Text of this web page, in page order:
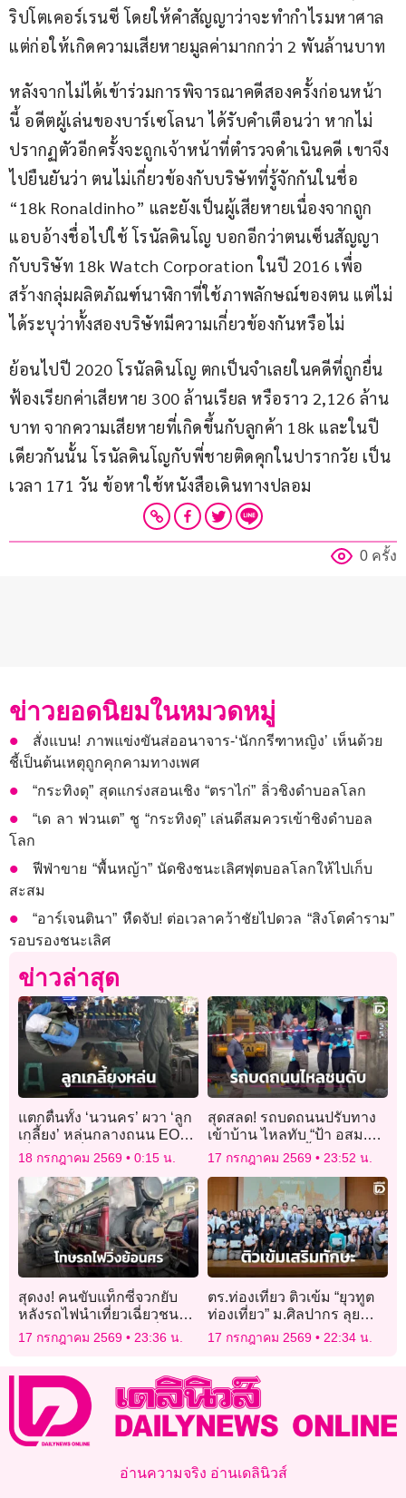
ริปโตเคอร์เรนซี โดยให้คำสัญญาว่าจะทำกำไรมหาศาล
แต่ก่อให้เกิดความเสียหายมูลค่ามากกว่า 2 พันล้านบาท
หลังจากไม่ได้เข้าร่วมการพิจารณาคดีสองครั้งก่อนหน้า
นี้ อดีตผู้เล่นของบาร์เซโลนา ได้รับคำเตือนว่า หากไม่
ปรากฏตัวอีกครั้งจะถูกเจ้าหน้าที่ตำรวจดำเนินคดี เขาจึง
ไปยืนยันว่า ตนไม่เกี่ยวข้องกับบริษัทที่รู้จักกันในชื่อ
“18k Ronaldinho” และยังเป็นผู้เสียหายเนื่องจากถูก
แอบอ้างชื่อไปใช้ โรนัลดินโญ บอกอีกว่าตนเซ็นสัญญา
กับบริษัท 18k Watch Corporation ในปี 2016 เพื่อ
สร้างกลุ่มผลิตภัณฑ์นาฬิกาที่ใช้ภาพลักษณ์ของตน แต่ไม่
ได้ระบุว่าทั้งสองบริษัทมีความเกี่ยวข้องกันหรือไม่
ย้อนไปปี 2020 โรนัลดินโญ ตกเป็นจำเลยในคดีที่ถูกยื่น
ฟ้องเรียกค่าเสียหาย 300 ล้านเรียล หรือราว 2,126 ล้าน
บาท จากความเสียหายที่เกิดขึ้นกับลูกค้า 18k และในปี
เดียวกันนั้น โรนัลดินโญกับพี่ชายติดคุกในปารากวัย เป็น
เวลา 171 วัน ข้อหาใช้หนังสือเดินทางปลอม
0 ครั้ง
ข่าวยอดนิยมในหมวดหมู่
สั่งแบน! ภาพแข่งขันส่ออนาจาร-‘นักกรีฑาหญิง’ เห็นด้วย
ชี้เป็นต้นเหตุถูกคุกคามทางเพศ
“กระทิงดุ” สุดแกร่งสอนเชิง “ตราไก่” ลิ่วชิงดำบอลโลก
“เด ลา ฟวนเต” ชู “กระทิงดุ” เล่นดีสมควรเข้าชิงดำบอล
โลก
ฟีฟ่าขาย “พื้นหญ้า” นัดชิงชนะเลิศฟุตบอลโลกให้ไปเก็บ
สะสม
“อาร์เจนตินา” หืดจับ! ต่อเวลาคว้าชัยไปดวล “สิงโตคำราม”
รอบรองชนะเลิศ
ข่าวล่าสุด
แตกตื่นทั้ง ‘นวนคร’ ผวา ‘ลูก
เกลี้ยง’ หล่นกลางถนน EOD
เก็บกู้ พบเป็นเพียง ‘โมเดล
ระเบิด M67’
18 กรกฎาคม 2569 0:15 น.
สุดสลด! รถบดถนนปรับทาง
เข้าบ้าน ไหลทับ “ป้า อสม.วัย
60” ดับคาประตูรั้ว
17 กรกฎาคม 2569 23:52 น.
สุดงง! คนขับแท็กซี่จวกยับ
หลังรถไฟนำเที่ยวเฉี่ยวชนรถ
กลางถนน อ้างรถไฟ “วิ่งสวน
17 กรกฎาคม 2569 23:36 น.
ตร.ท่องเที่ยว ติวเข้ม “ยุวทูต
ท่องเที่ยว” ม.ศิลปากร ลุย
หลักสูตร CRAT “หลีก-ปิด-
ป้องกัน” รับมือภัยฉุกเฉิน
17 กรกฎาคม 2569 22:34 น.
อ่านความจริง อ่านเดลินิวส์